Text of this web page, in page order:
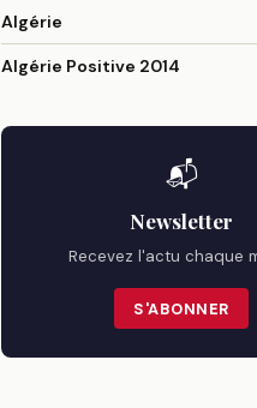
Algérie
Algérie Positive 2014
📬
Newsletter
Recevez l'actu chaque
S'ABONNER